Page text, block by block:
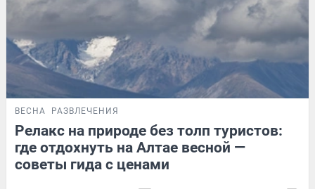
ВЕСНА РАЗВЛЕЧЕНИЯ
Релакс на природе без толп туристов:
где отдохнуть на Алтае весной —
советы гида с ценами